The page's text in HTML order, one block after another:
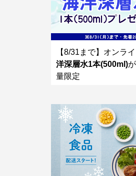
【8/31まで】オンラ
洋深層水1本(500ml)
量限定